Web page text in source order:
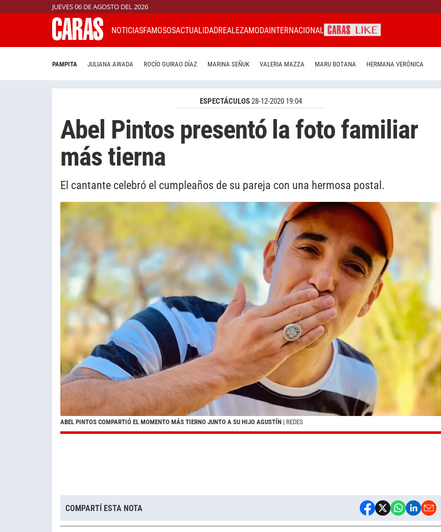
JUEVES 06 DE AGOSTO DEL 2026
NOTICIASFAMOSOSACTUALIDADREALEZAMODAINTERNACIONAL
PAMPITA JULIANA AWADA ROCÍO GUIRAO DÍAZ MARINA SEÑUK VALERIA MAZZA MARU BOTANA HERMANA VERÓNICA
ESPECTÁCULOS28-12-2020 19:04
Abel Pintos presentó la foto familiar
más tierna
El cantante celebró el cumpleaños de su pareja con una hermosa postal.
ABEL PINTOS COMPARTIÓ EL MOMENTO MÁS TIERNO JUNTO A SU HIJO AGUSTÍN | REDES
COMPARTÍ ESTA NOTA